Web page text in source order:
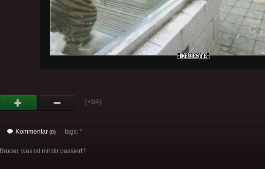
(+84)
Kommentar (0) tags: *
Bruder, was ist mit dir passiert?